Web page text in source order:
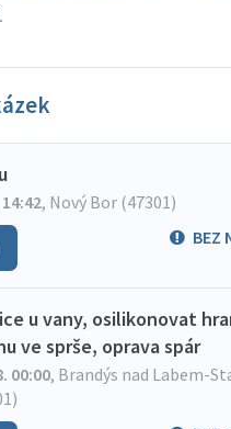
, Nový Bor (47301)
BEZ
u vany, osilikonovat
ve sprše, oprava spár
00:00, Brandýs nad Labem-